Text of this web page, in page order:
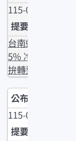
115-04-28
台南蚵價跌2
5% 冷凍包裝
拚轉型
115-04-27